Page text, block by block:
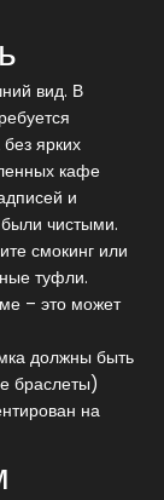
вид. В
ярких
кафе
и
чистыми.
смокинг или
туфли.
– это может
должны быть
браслеты)
на